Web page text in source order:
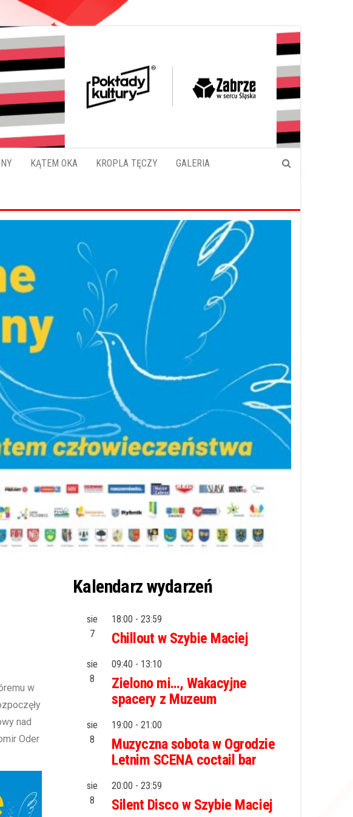
KĄTEM OKA KROPLA TĘCZY GALERIA
w
nad
Oder
Kalendarz wydarzeń
sie
7
18:00 - 23:59
Chillout w Szybie Maciej
sie
8
09:40 - 13:10
Zielono mi…, Wakacyjne
spacery z Muzeum
sie
8
19:00 - 21:00
Muzyczna sobota w Ogrodzie
Letnim SCENA coctail bar
sie
8
20:00 - 23:59
Silent Disco w Szybie Maciej